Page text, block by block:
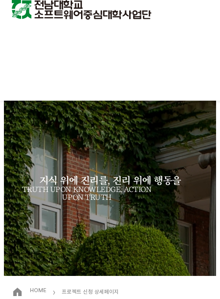
지식 위에 진리를, 진리 위에 행동을
TRUTH UPON KNOWLEDGE, ACTION
UPON TRUTH
HOME › 프로젝트 신청 상세페이지